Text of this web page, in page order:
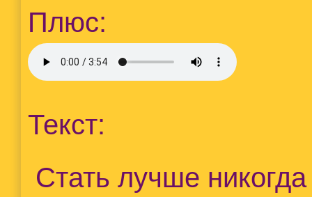
Плюс:
Текст:
Стать лучше